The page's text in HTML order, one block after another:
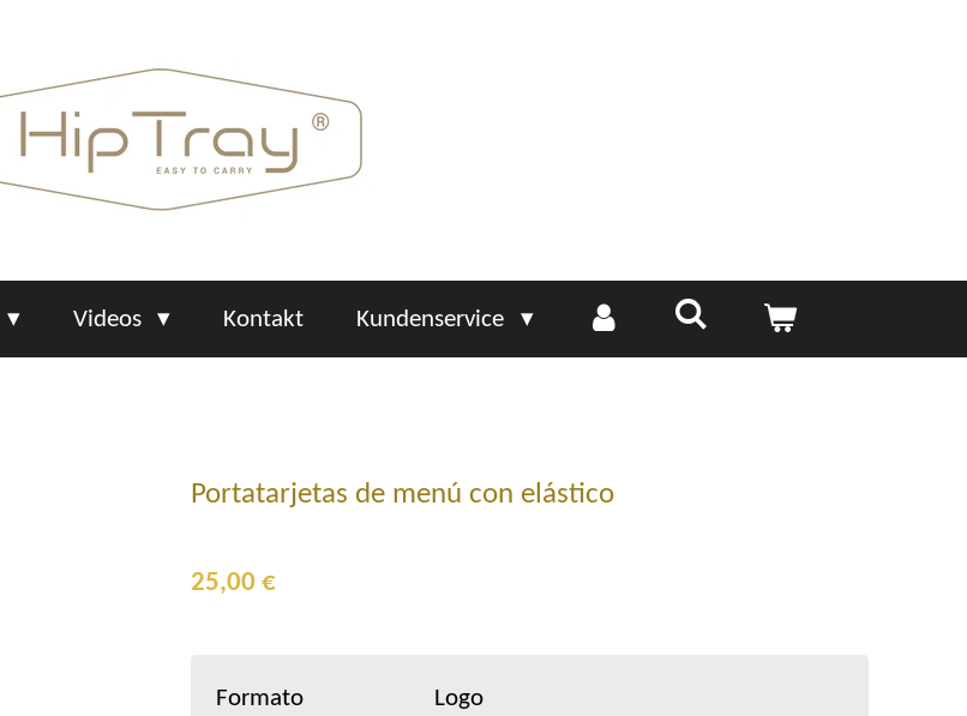
Videos Kontakt Kundenservice
Portatarjetas de menú con elástico
25,00 €
Formato Logo